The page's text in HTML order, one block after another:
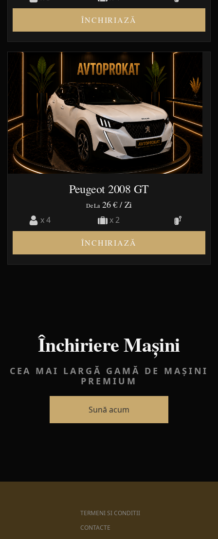
ÎNCHIRIAZĂ
Peugeot 2008 GT
De La26 € / Zi
x 4 x 2
ÎNCHIRIAZĂ
Închiriere Mașini
CEA MAI LARGĂ GAMĂ DE MAȘINI
PREMIUM
Sună acum
TERMENI SI CONDITII
CONTACTE